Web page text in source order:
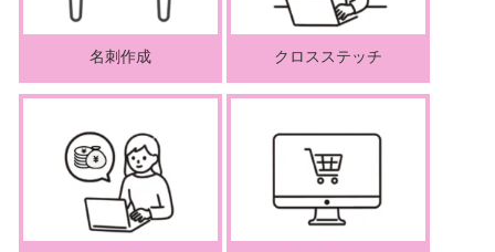
名刺作成 クロスステッチ